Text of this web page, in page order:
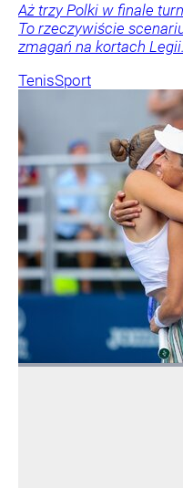
Aż trzy Polki w finale
To rzeczywiście
zmagań na kortach
TenisSport